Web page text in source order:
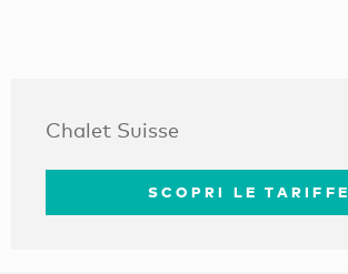
Chalet Suisse
SCOPRI LE TARIFFE